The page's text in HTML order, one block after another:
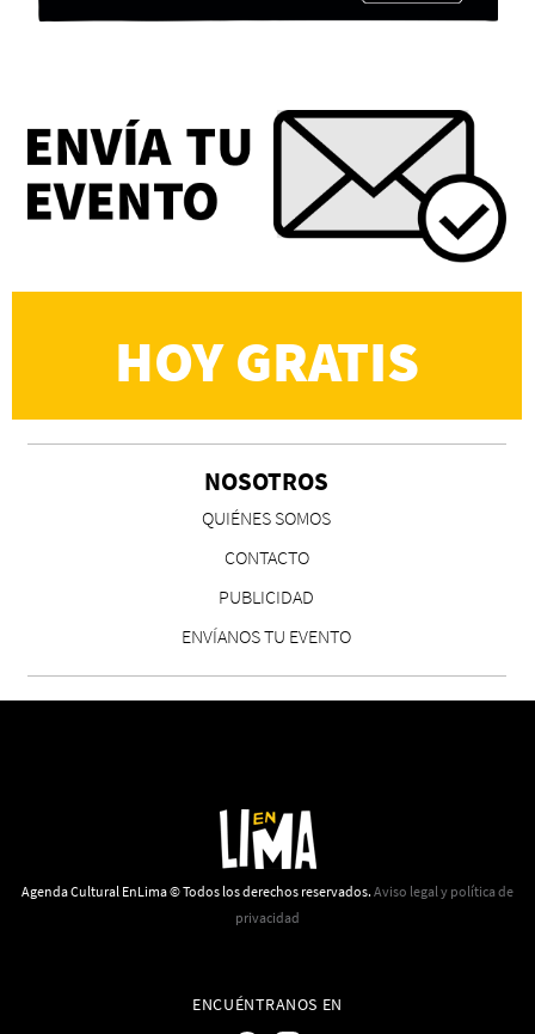
Eva Valero Juan: "Una mirada que construía un
universo donde lo único verdaderamente
importante eran los amigos y la literatura"
Martín Carrasco
CS, de José María Salazar
Invitadxs EnLima
Reseña: Lienzos de Solobones
Marco Yanayaco ...
HOY GRATIS
NOSOTROS
QUIÉNES SOMOS
CONTACTO
PUBLICIDAD
ENVÍANOS TU EVENTO
Agenda Cultural EnLima © Todos los derechos reservados. Aviso legal y política de
privacidad
ENCUÉNTRANOS EN